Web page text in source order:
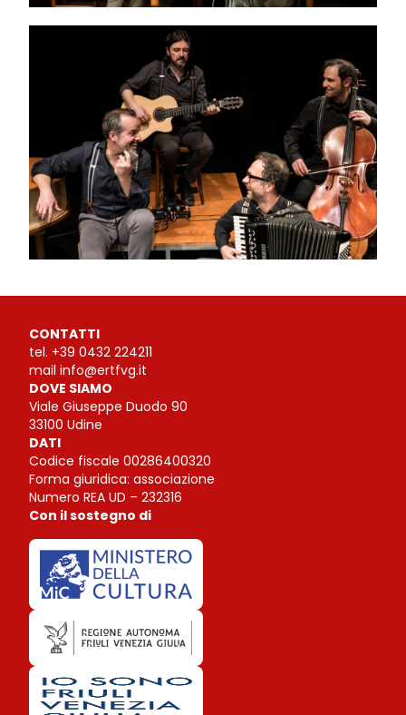
CONTATTI
tel. +39 0432 224211
mail info@ertfvg.it
DOVE SIAMO
Viale Giuseppe Duodo 90
33100 Udine
DATI
Codice fiscale 00286400320
Forma giuridica: associazione
Numero REA UD – 232316
Con il sostegno di